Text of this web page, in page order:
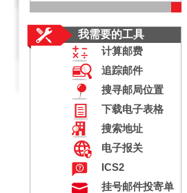
我需要的工具
计算邮费
追踪邮件
搜寻邮局位置
下载电子表格
搜索地址
电子报关
ICS2
挂号邮件投寄单